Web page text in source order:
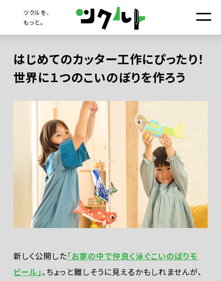
ツクルを、
もっと。
はじめてのカッター工作にぴったり！
世界に１つのこいのぼりを作ろう
新しく公開した「お家の中で仲良く泳ぐこいのぼりモ
ビール」、ちょっと難しそうに見えるかもしれませんが、